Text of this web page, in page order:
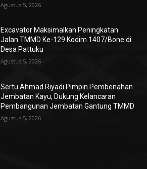
Agustus 5, 2026
Excavator Maksimalkan Peningkatan
Jalan TMMD Ke-129 Kodim 1407/Bone di
Desa Pattuku
Agustus 5, 2026
Sertu Ahmad Riyadi Pimpin Pembenahan
Jembatan Kayu, Dukung Kelancaran
Pembangunan Jembatan Gantung TMMD
Agustus 5, 2026